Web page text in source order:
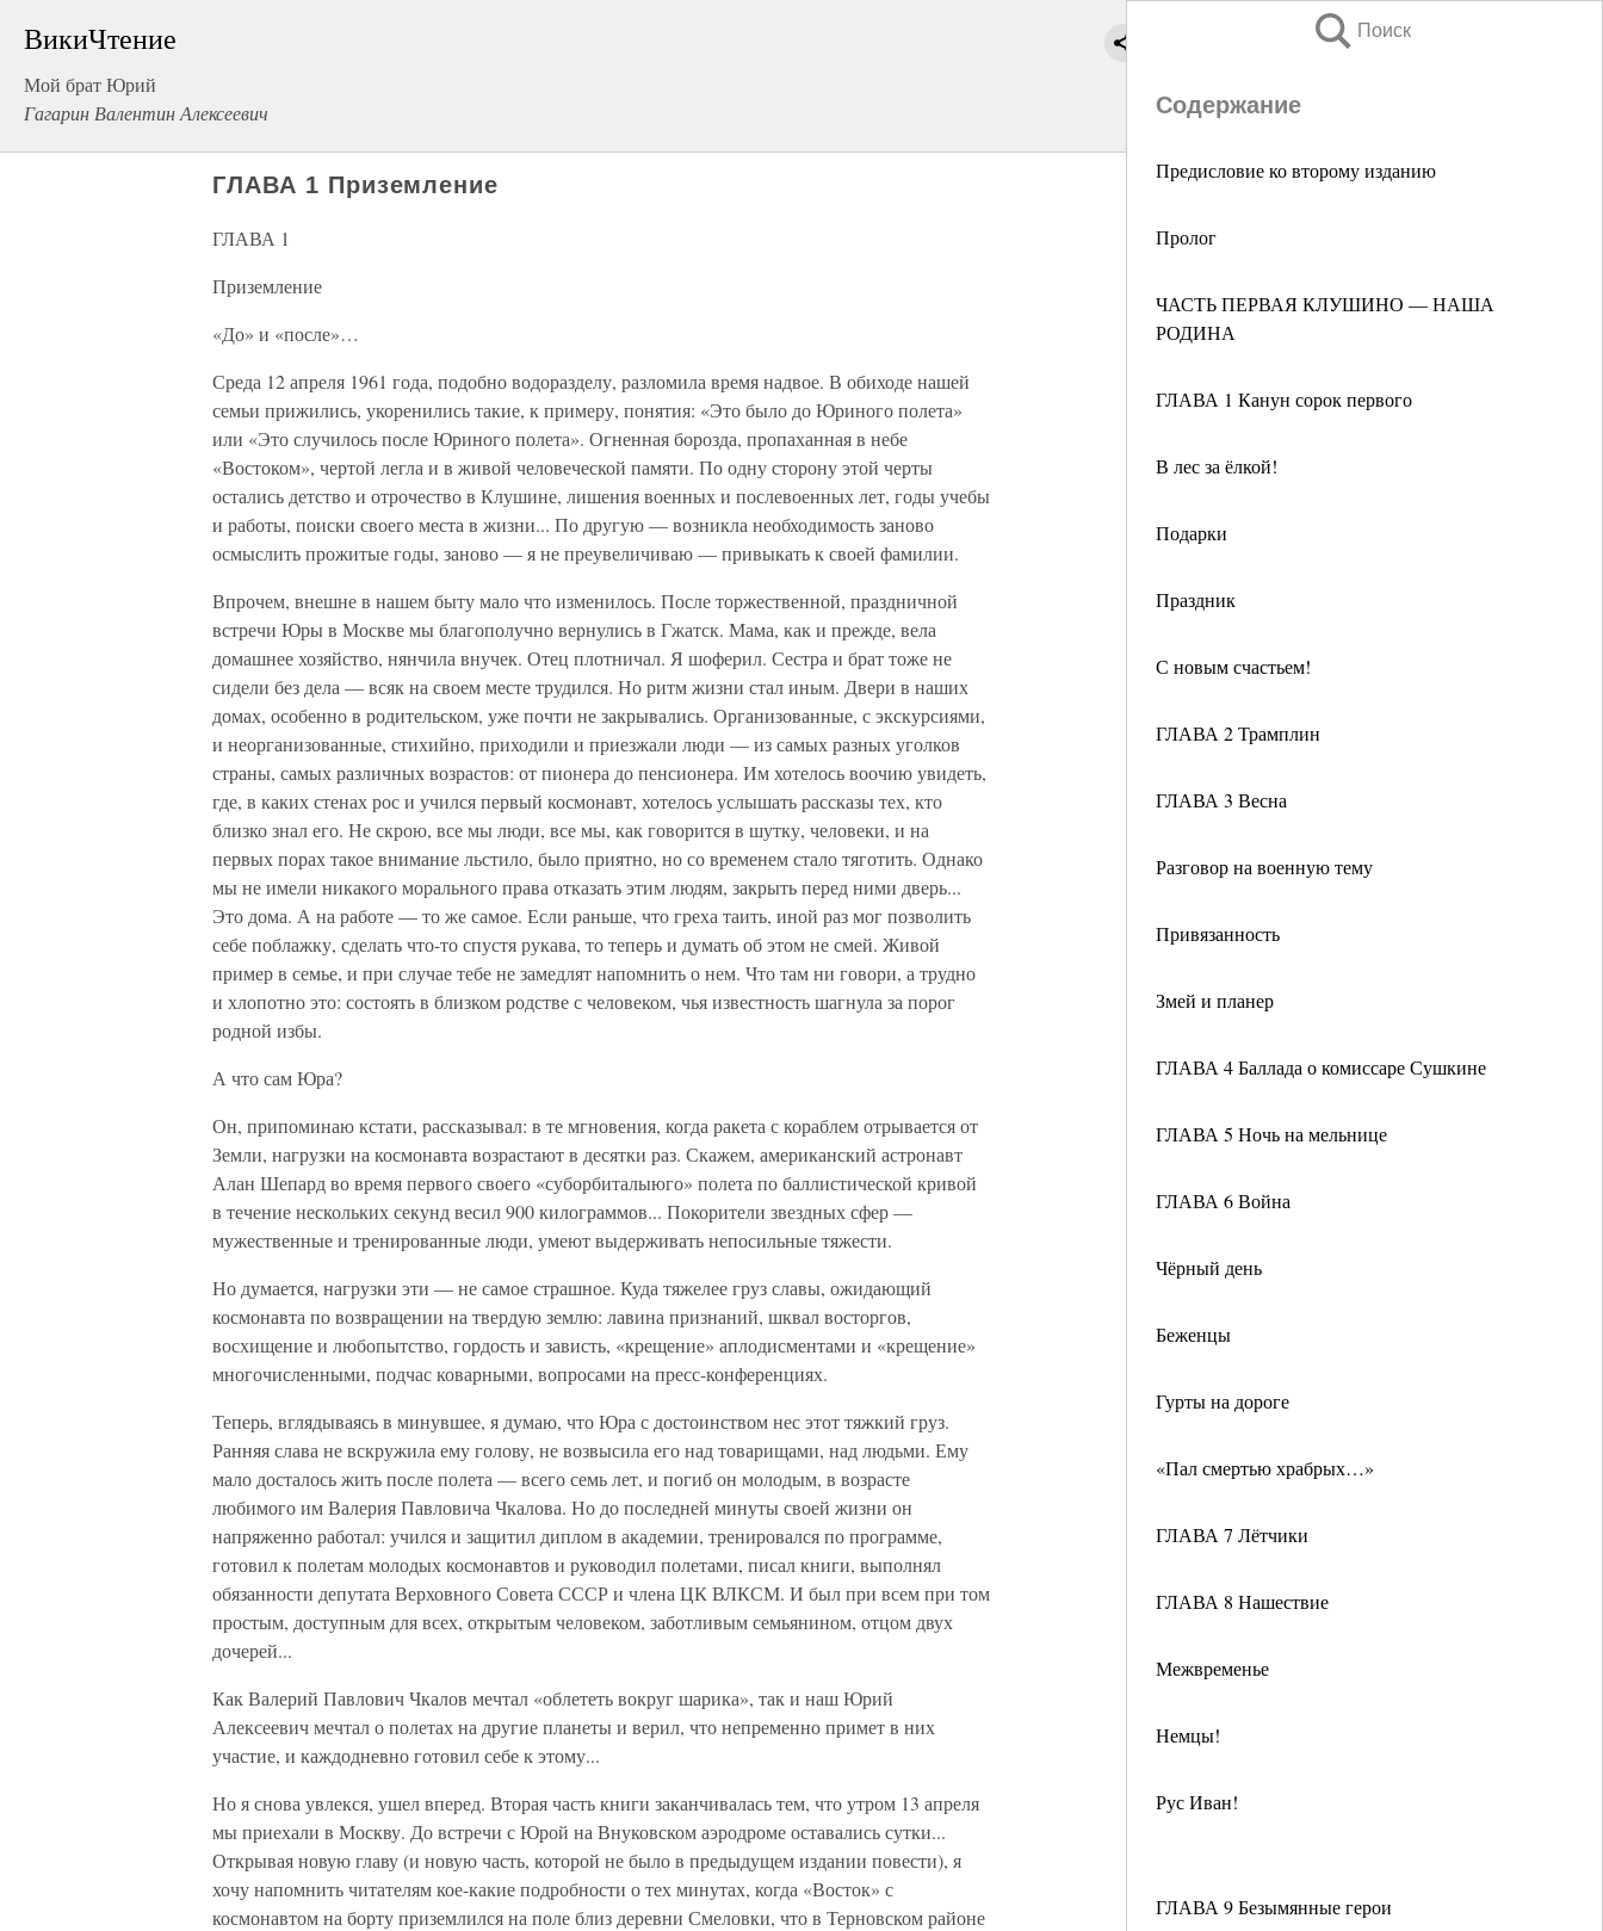
ВикиЧтение
Мой брат Юрий
Гагарин Валентин Алексеевич
Поиск
Содержание
Предисловие ко второму изданию
Пролог
ЧАСТЬ ПЕРВАЯ КЛУШИНО — НАША
РОДИНА
ГЛАВА 1 Канун сорок первого
В лес за ёлкой!
Подарки
Праздник
С новым счастьем!
ГЛАВА 2 Трамплин
ГЛАВА 3 Весна
Разговор на военную тему
Привязанность
Змей и планер
ГЛАВА 4 Баллада о комиссаре Сушкине
ГЛАВА 5 Ночь на мельнице
ГЛАВА 6 Война
Чёрный день
Беженцы
Гурты на дороге
«Пал смертью храбрых…»
ГЛАВА 7 Лётчики
ГЛАВА 8 Нашествие
Межвременье
Немцы!
Рус Иван!
ГЛАВА 9 Безымянные герои
ГЛАВА 1 Приземление
ГЛАВА 1
Приземление
«До» и «после»…
Среда 12 апреля 1961 года, подобно водоразделу, разломила время надвое. В обиходе нашей
семьи прижились, укоренились такие, к примеру, понятия: «Это было до Юриного полета»
или «Это случилось после Юриного полета». Огненная борозда, пропаханная в небе
«Востоком», чертой легла и в живой человеческой памяти. По одну сторону этой черты
остались детство и отрочество в Клушине, лишения военных и послевоенных лет, годы учебы
и работы, поиски своего места в жизни... По другую — возникла необходимость заново
осмыслить прожитые годы, заново — я не преувеличиваю — привыкать к своей фамилии.
Впрочем, внешне в нашем быту мало что изменилось. После торжественной, праздничной
встречи Юры в Москве мы благополучно вернулись в Гжатск. Мама, как и прежде, вела
домашнее хозяйство, нянчила внучек. Отец плотничал. Я шоферил. Сестра и брат тоже не
сидели без дела — всяк на своем месте трудился. Но ритм жизни стал иным. Двери в наших
домах, особенно в родительском, уже почти не закрывались. Организованные, с экскурсиями,
и неорганизованные, стихийно, приходили и приезжали люди — из самых разных уголков
страны, самых различных возрастов: от пионера до пенсионера. Им хотелось воочию увидеть,
где, в каких стенах рос и учился первый космонавт, хотелось услышать рассказы тех, кто
близко знал его. Не скрою, все мы люди, все мы, как говорится в шутку, человеки, и на
первых порах такое внимание льстило, было приятно, но со временем стало тяготить. Однако
мы не имели никакого морального права отказать этим людям, закрыть перед ними дверь...
Это дома. А на работе — то же самое. Если раньше, что греха таить, иной раз мог позволить
себе поблажку, сделать что-то спустя рукава, то теперь и думать об этом не смей. Живой
пример в семье, и при случае тебе не замедлят напомнить о нем. Что там ни говори, а трудно
и хлопотно это: состоять в близком родстве с человеком, чья известность шагнула за порог
родной избы.
А что сам Юра?
Он, припоминаю кстати, рассказывал: в те мгновения, когда ракета с кораблем отрывается от
Земли, нагрузки на космонавта возрастают в десятки раз. Скажем, американский астронавт
Алан Шепард во время первого своего «суборбиталыюго» полета по баллистической кривой
в течение нескольких секунд весил 900 килограммов... Покорители звездных сфер —
мужественные и тренированные люди, умеют выдерживать непосильные тяжести.
Но думается, нагрузки эти — не самое страшное. Куда тяжелее груз славы, ожидающий
космонавта по возвращении на твердую землю: лавина признаний, шквал восторгов,
восхищение и любопытство, гордость и зависть, «крещение» аплодисментами и «крещение»
многочисленными, подчас коварными, вопросами на пресс-конференциях.
Теперь, вглядываясь в минувшее, я думаю, что Юра с достоинством нес этот тяжкий груз.
Ранняя слава не вскружила ему голову, не возвысила его над товарищами, над людьми. Ему
мало досталось жить после полета — всего семь лет, и погиб он молодым, в возрасте
любимого им Валерия Павловича Чкалова. Но до последней минуты своей жизни он
напряженно работал: учился и защитил диплом в академии, тренировался по программе,
готовил к полетам молодых космонавтов и руководил полетами, писал книги, выполнял
обязанности депутата Верховного Совета СССР и члена ЦК ВЛКСМ. И был при всем при том
простым, доступным для всех, открытым человеком, заботливым семьянином, отцом двух
дочерей...
Как Валерий Павлович Чкалов мечтал «облететь вокруг шарика», так и наш Юрий
Алексеевич мечтал о полетах на другие планеты и верил, что непременно примет в них
участие, и каждодневно готовил себе к этому...
Но я снова увлекся, ушел вперед. Вторая часть книги заканчивалась тем, что утром 13 апреля
мы приехали в Москву. До встречи с Юрой на Внуковском аэродроме оставались сутки...
Открывая новую главу (и новую часть, которой не было в предыдущем издании повести), я
хочу напомнить читателям кое-какие подробности о тех минутах, когда «Восток» с
космонавтом на борту приземлился на поле близ деревни Смеловки, что в Терновском районе